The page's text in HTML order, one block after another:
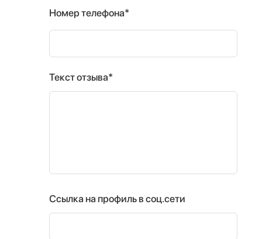
Номер телефона*
Текст отзыва*
Ссылка на профиль в соц.сети